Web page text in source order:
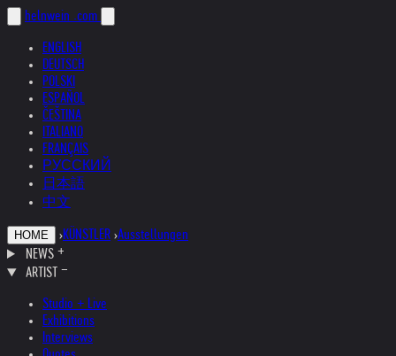
helnwein .com
ENGLISH
DEUTSCH
POLSKI
ESPAÑOL
ČEŠTINA
ITALIANO
FRANÇAIS
РУССКИЙ
日本語
中文
HOME ›KÜNSTLER ›Ausstellungen
NEWS
ARTIST
Studio + Live
Exhibitions
Interviews